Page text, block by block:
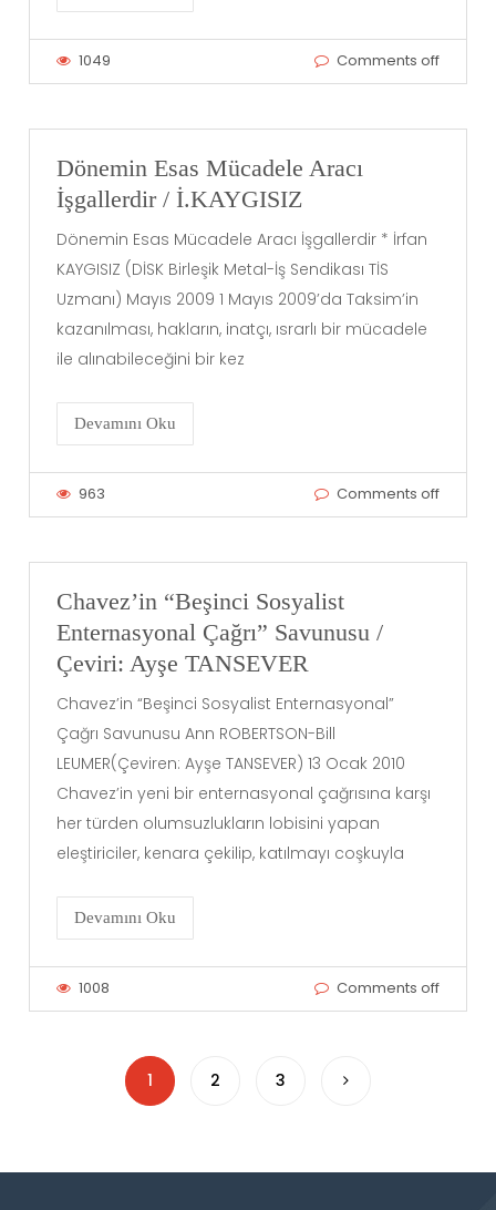
1049 Comments off
Dönemin Esas Mücadele Aracı
İşgallerdir / İ.KAYGISIZ
Dönemin Esas Mücadele Aracı İşgallerdir * İrfan
KAYGISIZ (DİSK Birleşik Metal-İş Sendikası TİS
Uzmanı) Mayıs 2009 1 Mayıs 2009’da Taksim’in
kazanılması, hakların, inatçı, ısrarlı bir mücadele
ile alınabileceğini bir kez
Devamını Oku
963 Comments off
Chavez’in “Beşinci Sosyalist
Enternasyonal Çağrı” Savunusu /
Çeviri: Ayşe TANSEVER
Chavez’in “Beşinci Sosyalist Enternasyonal”
Çağrı Savunusu Ann ROBERTSON-Bill
LEUMER(Çeviren: Ayşe TANSEVER) 13 Ocak 2010
Chavez’in yeni bir enternasyonal çağrısına karşı
her türden olumsuzlukların lobisini yapan
eleştiriciler, kenara çekilip, katılmayı coşkuyla
Devamını Oku
1008 Comments off
1 2 3